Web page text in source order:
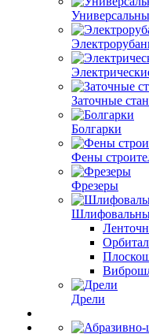
Заточные
Болгарки
Фены
Фрезеры
Дрели